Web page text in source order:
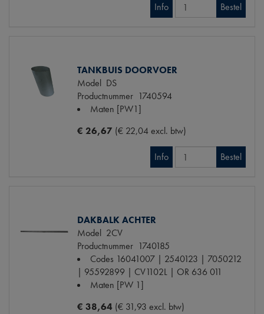
Info Bestel
TANKBUIS DOORVOER
Model DS
Productnummer 1740594
Maten [PW1]
€ 26,67 (€ 22,04 excl. btw)
Info Bestel
DAKBALK ACHTER
Model 2CV
Productnummer 1740185
Codes 16041007 | 2540123 | 7050212
| 95592899 | CV1102L | OR 636 011
Maten [PW 1]
€ 38,64 (€ 31,93 excl. btw)